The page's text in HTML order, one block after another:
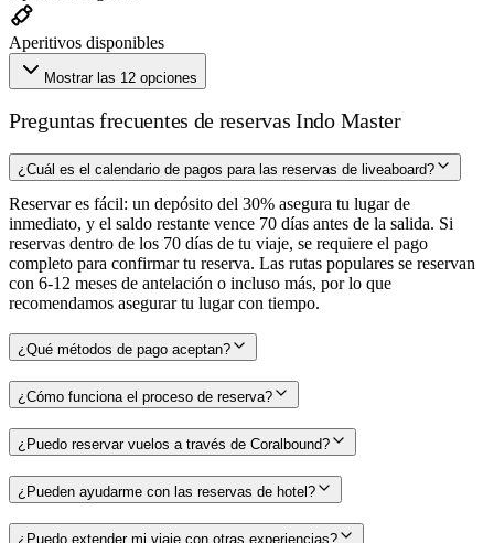
Aperitivos disponibles
Mostrar las 12 opciones
Preguntas frecuentes de reservas Indo Master
¿Cuál es el calendario de pagos para las reservas de liveaboard?
Reservar es fácil: un depósito del 30% asegura tu lugar de
inmediato, y el saldo restante vence 70 días antes de la salida. Si
reservas dentro de los 70 días de tu viaje, se requiere el pago
completo para confirmar tu reserva. Las rutas populares se reservan
con 6-12 meses de antelación o incluso más, por lo que
recomendamos asegurar tu lugar con tiempo.
¿Qué métodos de pago aceptan?
¿Cómo funciona el proceso de reserva?
¿Puedo reservar vuelos a través de Coralbound?
¿Pueden ayudarme con las reservas de hotel?
¿Puedo extender mi viaje con otras experiencias?